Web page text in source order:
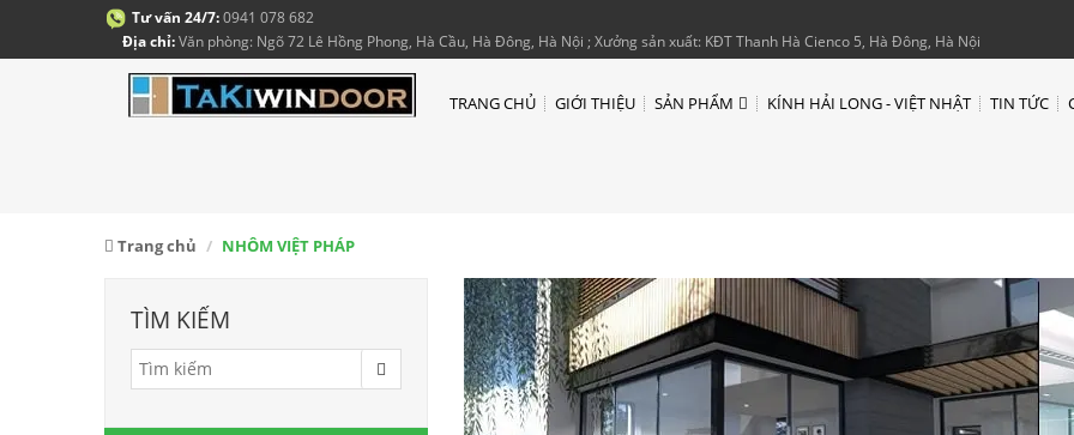
Tư vấn 24/7:0941 078 682
Địa chỉ:Văn phòng: Ngõ 72 Lê Hồng Phong, Hà Cầu, Hà Đông, Hà Nội ; Xưởng sản xuất: KĐT Thanh Hà Cienco 5, Hà Đông, Hà Nội
TRANG CHỦ GIỚI THIỆU SẢN PHẨM KÍNH HẢI LONG - VIỆT NHẬT TIN TỨC
Trang chủ NHÔM VIỆT PHÁP
TÌM KIẾM